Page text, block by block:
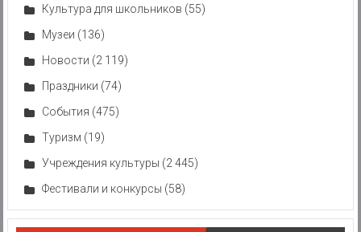
Культура для школьников (55)
Музеи (136)
Новости (2 119)
Праздники (74)
События (475)
Туризм (19)
Учреждения культуры (2 445)
Фестивали и конкурсы (58)